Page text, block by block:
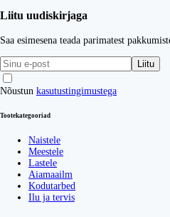
Liitu uudiskirjaga
Saa esimesena teada parimatest
Liitu
Nõustun kasutustingimustega
Tootekategooriad
Naistele
Meestele
Lastele
Aiamaailm
Kodutarbed
Ilu ja tervis